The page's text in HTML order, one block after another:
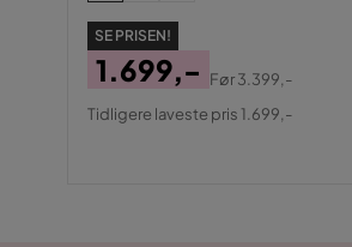
SE PRISEN!
Pris
1.699,-
Original
Før3.399,-
Tidligere laveste pris 1.699,-